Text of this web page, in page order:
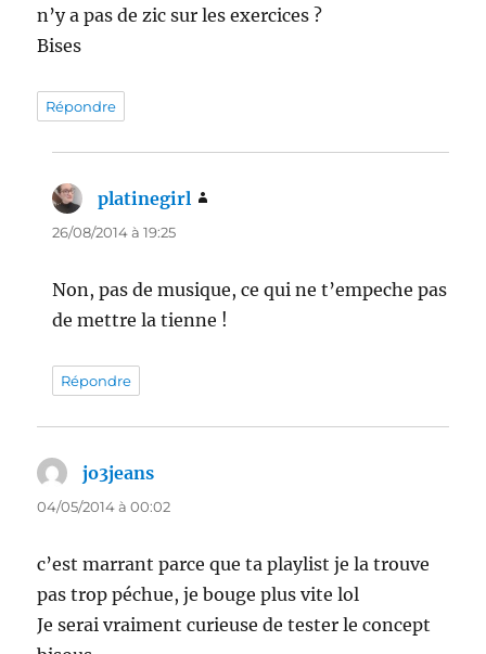
n’y a pas de zic sur les exercices ?
Bises
Répondre
platinegirl
26/08/2014 à 19:25
Non, pas de musique, ce qui ne t’empeche pas
de mettre la tienne !
Répondre
jo3jeans
04/05/2014 à 00:02
c’est marrant parce que ta playlist je la trouve
pas trop péchue, je bouge plus vite lol
Je serai vraiment curieuse de tester le concept